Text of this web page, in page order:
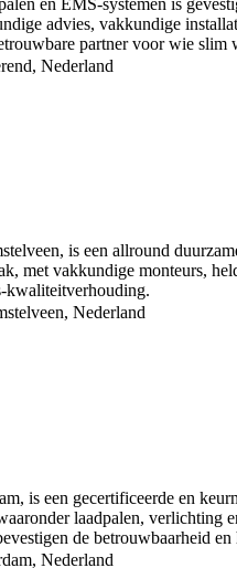
en EMS-systemen is
advies, vakkundige
partner voor wie slim
Nederland
is een allround
met vakkundige monteurs,
kwaliteitverhouding.
Nederland
is een gecertificeerde en
laadpalen,
de betrouwbaarheid
Nederland